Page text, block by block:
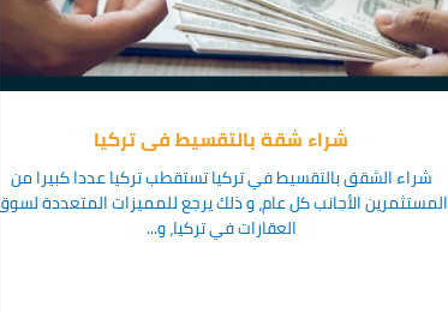
شراء شقة بالتقسيط في تركيا
شراء الشقق بالتقسيط في تركيا تستقطب تركيا عددا كبيرا من
المستثمرين الأجانب كل عام، و ذلك يرجع للمميزات المتعددة لسوق
العقارات في تركيا، و...